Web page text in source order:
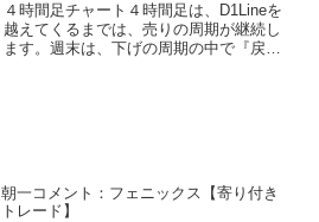
４時間足チャート４時間足は、D1Lineを
越えてくるまでは、売りの周期が継続し
ます。週末は、下げの周期の中で『戻
朝一コメント：フェニックス【寄り付き
トレード】